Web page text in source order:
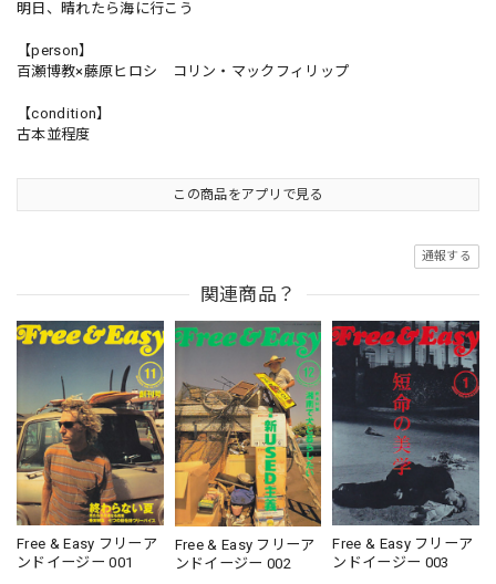
明日、晴れたら海に行こう
【person】
百瀬博教×藤原ヒロシ コリン・マックフィリップ
【condition】
古本並程度
この商品をアプリで見る
通報する
関連商品？
Free & Easy フリーア
ンドイージー 001
Free & Easy フリーア
ンドイージー 002
Free & Easy フリーア
ンドイージー 003